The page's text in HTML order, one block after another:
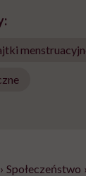
› Społeczeństwo ›